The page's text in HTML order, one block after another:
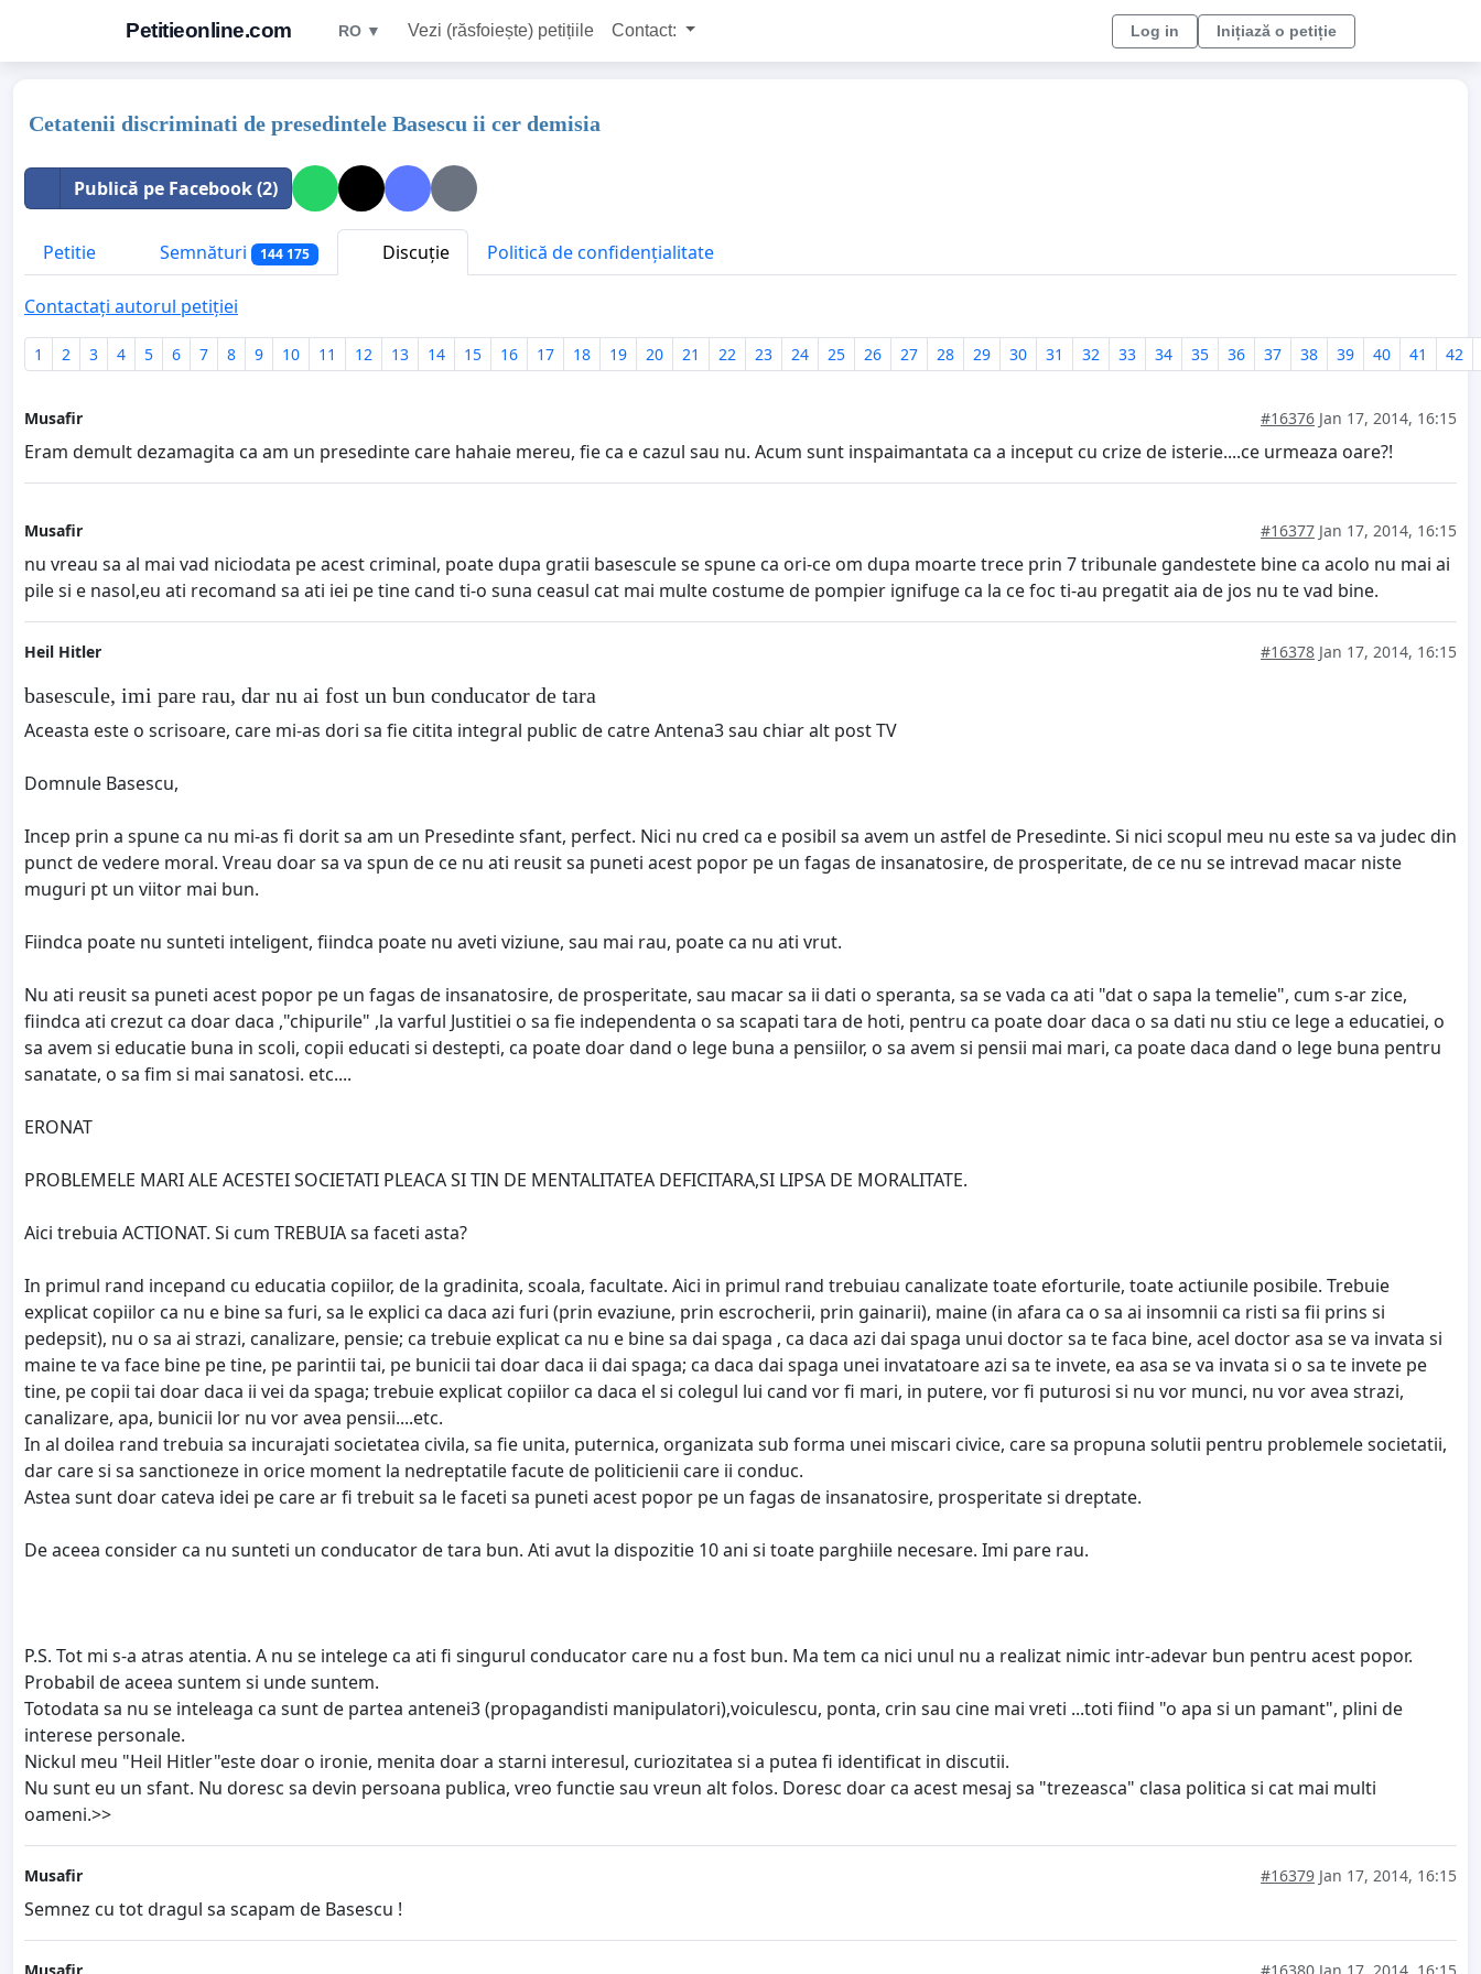
Petitieonline.com RO ▼ Vezi (răsfoiește) petițiile Contact: Log in Inițiază o petiție
Cetatenii discriminati de presedintele Basescu ii cer demisia
Publică pe Facebook (2)
Petitie Semnături 144 175 Discuție Politică de confidențialitate
Contactați autorul petiției
1 2 3 4 5 6 7 8 9 10 11 12 13 14 15 16 17 18 19 20 21 22 23 24 25 26 27 28 29 30 31 32 33 34 35 36 37 38 39 40 41 42
Musafir #16376 Jan 17, 2014, 16:15
Eram demult dezamagita ca am un presedinte care hahaie mereu, fie ca e cazul sau nu. Acum sunt inspaimantata ca a inceput cu crize de isterie....ce urmeaza oare?!
Musafir #16377 Jan 17, 2014, 16:15
nu vreau sa al mai vad niciodata pe acest criminal, poate dupa gratii basescule se spune ca ori-ce om dupa moarte trece prin 7 tribunale gandestete bine ca acolo nu mai ai
pile si e nasol,eu ati recomand sa ati iei pe tine cand ti-o suna ceasul cat mai multe costume de pompier ignifuge ca la ce foc ti-au pregatit aia de jos nu te vad bine.
Heil Hitler #16378 Jan 17, 2014, 16:15
basescule, imi pare rau, dar nu ai fost un bun conducator de tara
Aceasta este o scrisoare, care mi-as dori sa fie citita integral public de catre Antena3 sau chiar alt post TV
Domnule Basescu,
Incep prin a spune ca nu mi-as fi dorit sa am un Presedinte sfant, perfect. Nici nu cred ca e posibil sa avem un astfel de Presedinte. Si nici scopul meu nu este sa va judec din
punct de vedere moral. Vreau doar sa va spun de ce nu ati reusit sa puneti acest popor pe un fagas de insanatosire, de prosperitate, de ce nu se intrevad macar niste
muguri pt un viitor mai bun.
Fiindca poate nu sunteti inteligent, fiindca poate nu aveti viziune, sau mai rau, poate ca nu ati vrut.
Nu ati reusit sa puneti acest popor pe un fagas de insanatosire, de prosperitate, sau macar sa ii dati o speranta, sa se vada ca ati "dat o sapa la temelie", cum s-ar zice,
fiindca ati crezut ca doar daca ,"chipurile" ,la varful Justitiei o sa fie independenta o sa scapati tara de hoti, pentru ca poate doar daca o sa dati nu stiu ce lege a educatiei, o
sa avem si educatie buna in scoli, copii educati si destepti, ca poate doar dand o lege buna a pensiilor, o sa avem si pensii mai mari, ca poate daca dand o lege buna pentru
sanatate, o sa fim si mai sanatosi. etc....
ERONAT
PROBLEMELE MARI ALE ACESTEI SOCIETATI PLEACA SI TIN DE MENTALITATEA DEFICITARA,SI LIPSA DE MORALITATE.
Aici trebuia ACTIONAT. Si cum TREBUIA sa faceti asta?
In primul rand incepand cu educatia copiilor, de la gradinita, scoala, facultate. Aici in primul rand trebuiau canalizate toate eforturile, toate actiunile posibile. Trebuie
explicat copiilor ca nu e bine sa furi, sa le explici ca daca azi furi (prin evaziune, prin escrocherii, prin gainarii), maine (in afara ca o sa ai insomnii ca risti sa fii prins si
pedepsit), nu o sa ai strazi, canalizare, pensie; ca trebuie explicat ca nu e bine sa dai spaga , ca daca azi dai spaga unui doctor sa te faca bine, acel doctor asa se va invata si
maine te va face bine pe tine, pe parintii tai, pe bunicii tai doar daca ii dai spaga; ca daca dai spaga unei invatatoare azi sa te invete, ea asa se va invata si o sa te invete pe
tine, pe copii tai doar daca ii vei da spaga; trebuie explicat copiilor ca daca el si colegul lui cand vor fi mari, in putere, vor fi puturosi si nu vor munci, nu vor avea strazi,
canalizare, apa, bunicii lor nu vor avea pensii....etc.
In al doilea rand trebuia sa incurajati societatea civila, sa fie unita, puternica, organizata sub forma unei miscari civice, care sa propuna solutii pentru problemele societatii,
dar care si sa sanctioneze in orice moment la nedreptatile facute de politicienii care ii conduc.
Astea sunt doar cateva idei pe care ar fi trebuit sa le faceti sa puneti acest popor pe un fagas de insanatosire, prosperitate si dreptate.
De aceea consider ca nu sunteti un conducator de tara bun. Ati avut la dispozitie 10 ani si toate parghiile necesare. Imi pare rau.
P.S. Tot mi s-a atras atentia. A nu se intelege ca ati fi singurul conducator care nu a fost bun. Ma tem ca nici unul nu a realizat nimic intr-adevar bun pentru acest popor.
Probabil de aceea suntem si unde suntem.
Totodata sa nu se inteleaga ca sunt de partea antenei3 (propagandisti manipulatori),voiculescu, ponta, crin sau cine mai vreti ...toti fiind "o apa si un pamant", plini de
interese personale.
Nickul meu "Heil Hitler"este doar o ironie, menita doar a starni interesul, curiozitatea si a putea fi identificat in discutii.
Nu sunt eu un sfant. Nu doresc sa devin persoana publica, vreo functie sau vreun alt folos. Doresc doar ca acest mesaj sa "trezeasca" clasa politica si cat mai multi
oameni.>>
Musafir #16379 Jan 17, 2014, 16:15
Semnez cu tot dragul sa scapam de Basescu !